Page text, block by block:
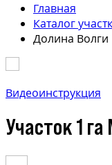
Главная
Каталог
Долина
Видеоинструкция
Участок 1